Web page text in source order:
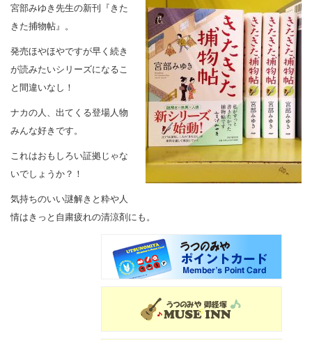
宮部みゆき先生の新刊『きた
きた捕物帖』。
発売ほやほやですが早く続き
が読みたいシリーズになるこ
と間違いなし！
ナカの人、出てくる登場人物
みんな好きです。
これはおもしろい証拠じゃな
いでしょうか？！
気持ちのいい謎解きと粋や人
情はきっと自粛疲れの清涼剤にも。